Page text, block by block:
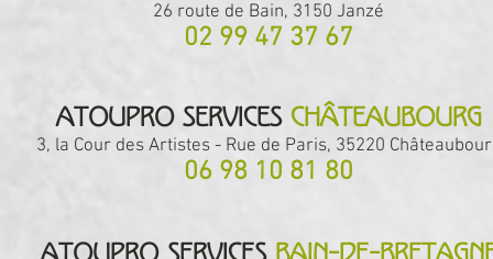
26 route de Bain, 3150 Janzé
02 99 47 37 67
ATOUPRO Services CHâteaubourg
3, la Cour des Artistes - Rue de Paris, 35220
06 98 10 81 80